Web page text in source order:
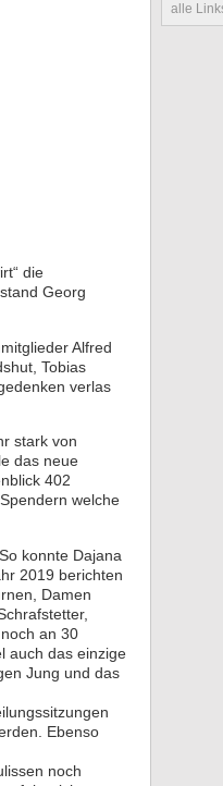
die
Georg
Alfred
Tobias
verlas
stark von
das neue
402
welche
konnte Dajana
2019 berichten
Damen
an 30
auch das einzige
Jung und das
Ebenso
noch
alle